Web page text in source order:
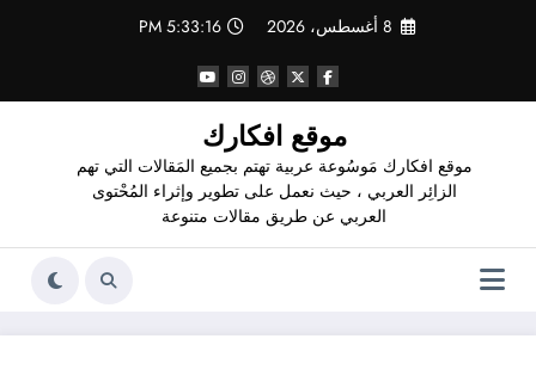
8 أغسطس، 2026 5:33:17 PM
موقع افكارك
موقع افكارك مَوسُوعة عربية تهتم بجميع المَقالات التي تهم
الزائِر العربي ، حيث نعمل على تطوير وإثراء المُحْتوى
العربي عن طريق مقالات متنوعة